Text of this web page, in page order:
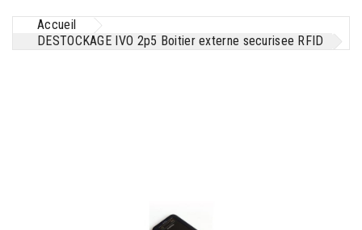
Accueil
DESTOCKAGE IVO 2p5 Boitier externe securisee RFID